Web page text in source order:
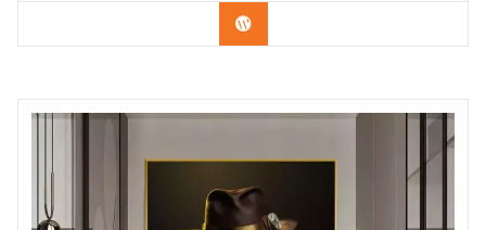
Confira os modelos